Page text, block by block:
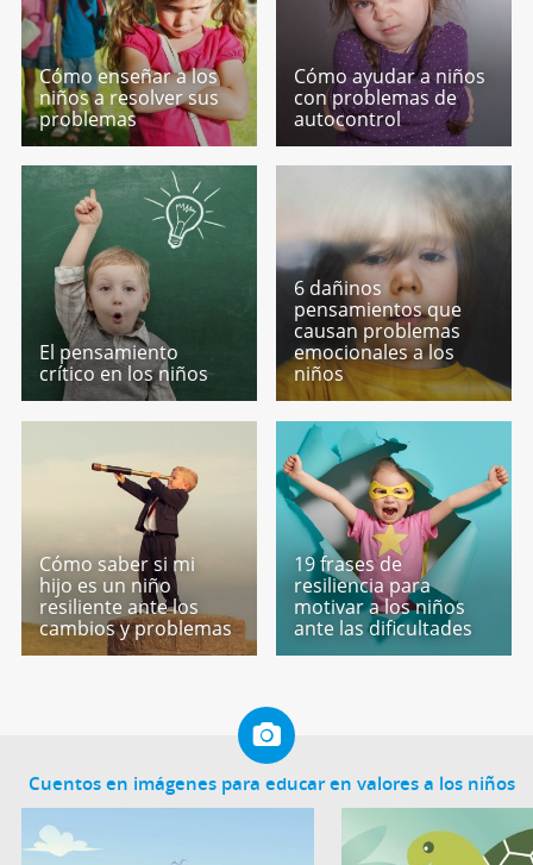
Cómo enseñar a los
niños a resolver sus
problemas
Cómo ayudar a niños
con problemas de
autocontrol
El pensamiento
crítico en los niños
6 dañinos
pensamientos que
causan problemas
emocionales a los
niños
Cómo saber si mi
hijo es un niño
resiliente ante los
cambios y problemas
19 frases de
resiliencia para
motivar a los niños
ante las dificultades
Cuentos en imágenes para educar en valores a los niños